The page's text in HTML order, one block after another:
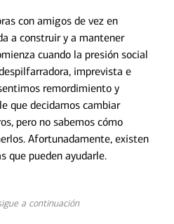
con amigos de vez en
a construir y a mantener
cuando la presión social
imprevista e
remordimiento y
que decidamos cambiar
pero no sabemos cómo
Afortunadamente, existen
que pueden ayudarle.
a continuación